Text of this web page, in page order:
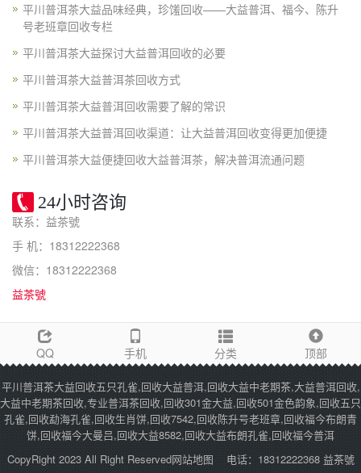
平川普洱茶大益品味经典，珍馐回收——大益普洱、福今、陈升
号老班章回收专栏
平川普洱茶大益探讨大益普洱回收的必要
平川普洱茶大益普洱茶回收方式
平川普洱茶大益普洱回收需要了解的常识
平川普洱茶大益普洱回收渠道：让大益普洱回收变得更加便捷
平川普洱茶大益便捷回收大益普洱茶，解决普洱流通问题
24小时咨询
联系：益茶號
手 机：18312222368
微信：18312222368
益茶號
QQ 手机 分类 顶部
平川普洱茶大益回收五只孔雀,回收大益普洱,回收大益中老期茶,大益普洱回收,
大益中老期茶回收,专业普洱茶回收,回收301金大益,回收501金色韵象,回收五只
孔雀,回收勐海孔雀,回收生肖饼,回收7542,回收陈升号老班章,回收福今布朗青
饼,回收福今大曼吕,回收大益8582,回收大益布朗孔雀,回收福今普洱
CopyRight 2023 All Right Reserved网站地图 电话：18312222368 益茶號